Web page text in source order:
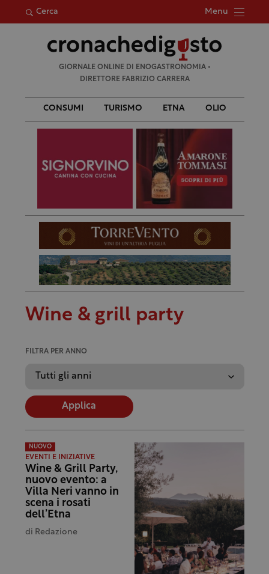
Cerca Menu
per:
GIORNALE ONLINE DI ENOGASTRONOMIA •
DIRETTORE FABRIZIO CARRERA
CONSUMI TURISMO ETNA OLIO
Wine & grill party
FILTRA PER ANNO
Applica
NUOVO
EVENTI E INIZIATIVE
Wine & Grill Party,
nuovo evento: a
Villa Neri vanno in
scena i rosati
dell’Etna
di Redazione